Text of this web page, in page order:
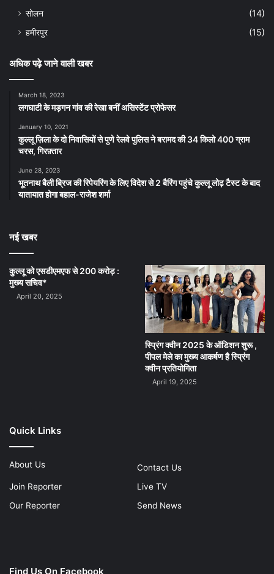
सोलन
(14)
हमीरपुर
(15)
अधिक पढ़े जाने वाली खबर
March 18, 2023
लगघाटी के मड़गन गांव की रेखा बनीं असिस्टेंट प्रोफेसर
January 10, 2021
कुल्लू ज़िला के दो निवासियों से पुणे रेलवे पुलिस ने बरामद की 34 किलो 400 ग्राम
चरस, गिरफ़्तार
June 28, 2023
भूतनाथ बैली ब्रिज की रिपेयरिंग के लिए विदेश से 2 बैरिंग पहुंचे कुल्लू लोढ़ टैस्ट के बाद
यातायात होगा बहाल-राजेश शर्मा
नई खबर
कुल्लू को एसडीएमएफ से 200 करोड़ :
मुख्य सचिव*
April 20, 2025
स्प्रिंग क्वीन 2025 के ऑडिशन शुरू ,
पीपल मेले का मुख्य आकर्षण है स्प्रिंग
क्वीन प्रतियोगिता
April 19, 2025
Quick Links
About Us
Contact Us
Join Reporter
Live TV
Our Reporter
Send News
Find Us On Facebook